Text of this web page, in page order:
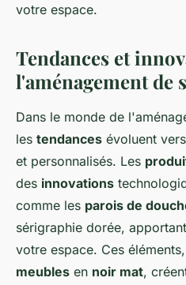
votre espace.
Tendances et
l'aménagement de
Dans le monde de
les tendances évoluent
et personnalisés. Les
des innovations
comme les parois de
sérigraphie dorée,
votre espace. Ces
meubles en noir mat,